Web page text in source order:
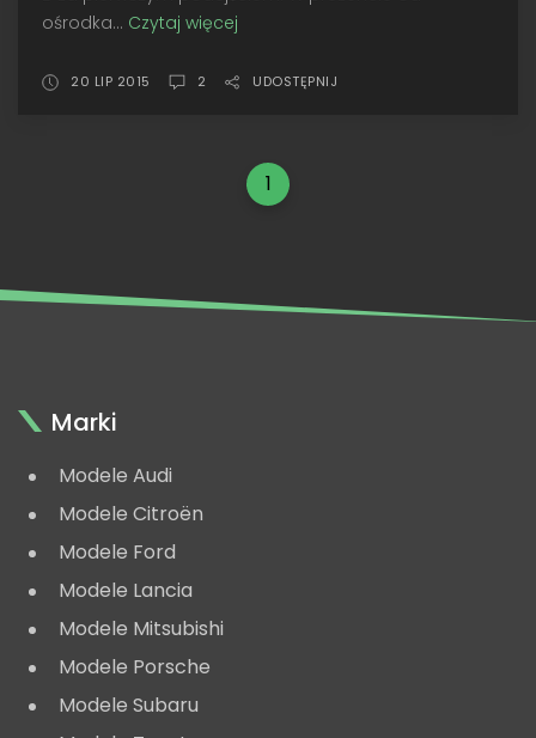
ośrodka... Czytaj więcej
•
Yaris
20 LIP 2015 2 UDOSTĘPNIJ
1
Marki
Modele Audi
Modele Citroën
Modele Ford
Modele Lancia
Modele Mitsubishi
Modele Porsche
Modele Subaru